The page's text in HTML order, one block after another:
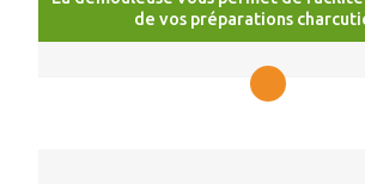
de vos préparations